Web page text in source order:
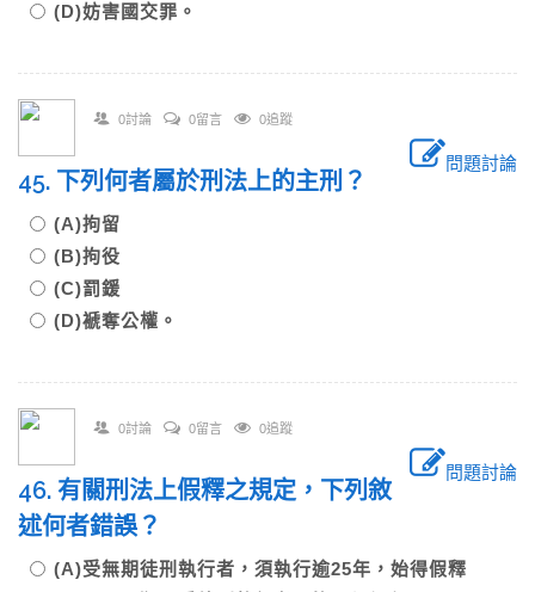
(D)妨害國交罪。
0討論 0留言 0追蹤
問題討論
45. 下列何者屬於刑法上的主刑？
(A)拘留
(B)拘役
(C)罰鍰
(D)褫奪公權。
0討論 0留言 0追蹤
問題討論
46. 有關刑法上假釋之規定，下列敘
述何者錯誤？
(A)受無期徒刑執行者，須執行逾25年，始得假釋